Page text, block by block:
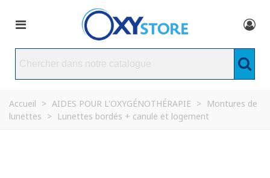
Accueil > AIDES POUR L'OXYGÉNOTHÉRAPIE >
Montures de
lunettes > Lunettes bordés + canule et logement